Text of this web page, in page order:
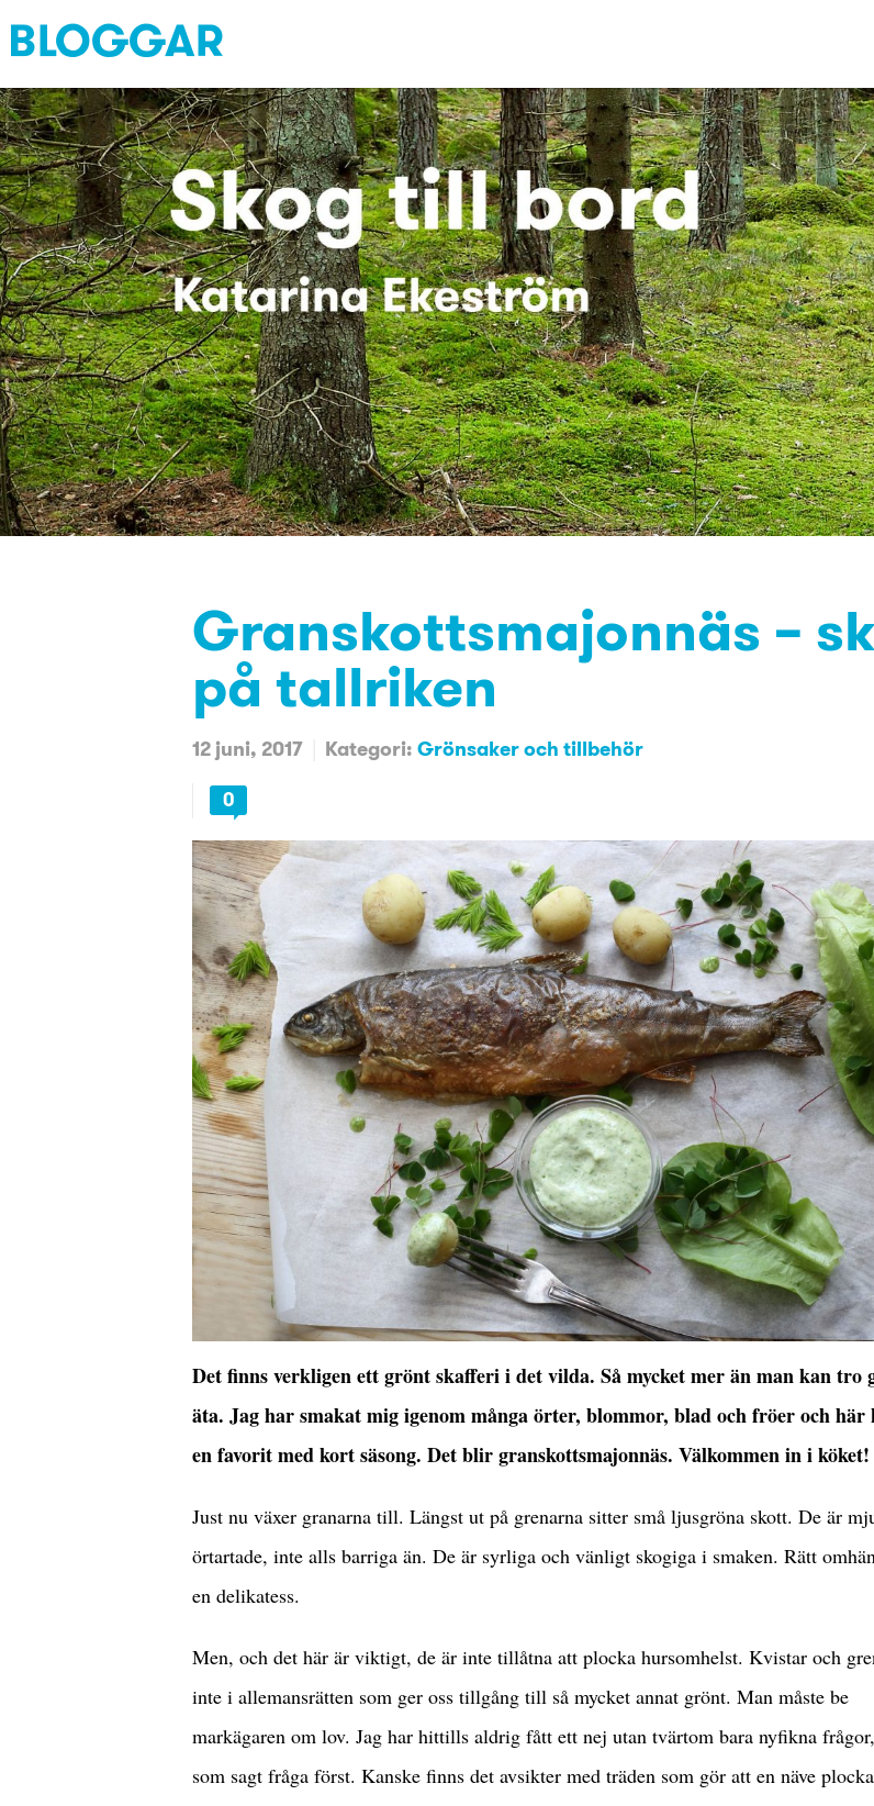
Granskottsmajonnäs –
på tallriken
12 juni, 2017 Kategori: Grönsaker och tillbehör
0
Det finns verkligen ett grönt skafferi i det vilda. Så mycket mer än man kan tro
äta. Jag har smakat mig igenom många örter, blommor, blad och fröer och här
en favorit med kort säsong. Det blir granskottsmajonnäs. Välkommen in i köket!
Just nu växer granarna till. Längst ut på grenarna sitter små ljusgröna skott. De är
örtartade, inte alls barriga än. De är syrliga och vänligt skogiga i smaken. Rätt
en delikatess.
Men, och det här är viktigt, de är inte tillåtna att plocka hursomhelst. Kvistar och
inte i allemansrätten som ger oss tillgång till så mycket annat grönt. Man måste be
markägaren om lov. Jag har hittills aldrig fått ett nej utan tvärtom bara nyfikna
som sagt fråga först. Kanske finns det avsikter med träden som gör att en näve